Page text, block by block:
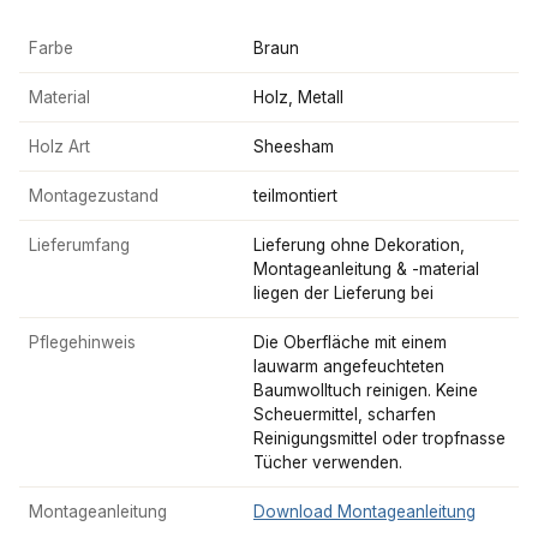
Farbe Braun
Material Holz, Metall
Holz Art Sheesham
Montagezustand teilmontiert
Lieferumfang
Lieferung ohne Dekoration,
Montageanleitung & -material
liegen der Lieferung bei
Pflegehinweis
Die Oberfläche mit einem
lauwarm angefeuchteten
Baumwolltuch reinigen. Keine
Scheuermittel, scharfen
Reinigungsmittel oder tropfnasse
Tücher verwenden.
Montageanleitung Download Montageanleitung